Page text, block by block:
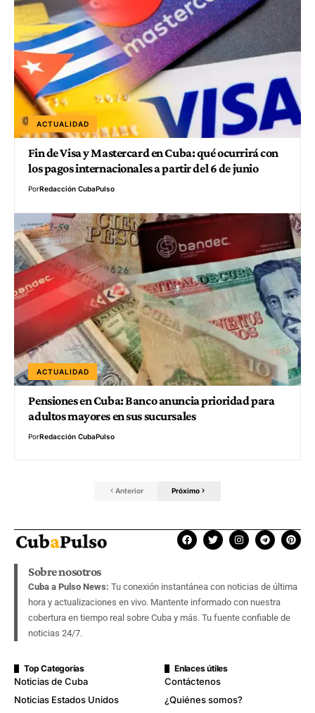
ACTUALIDAD
Fin de Visa y Mastercard en Cuba: qué ocurrirá con
los pagos internacionales a partir del 6 de junio
PorRedacción CubaPulso
ACTUALIDAD
Pensiones en Cuba: Banco anuncia prioridad para
adultos mayores en sus sucursales
PorRedacción CubaPulso
Anterior Próximo
Sobre nosotros
Cuba a Pulso News: Tu conexión instantánea con noticias de última
hora y actualizaciones en vivo. Mantente informado con nuestra
cobertura en tiempo real sobre Cuba y más. Tu fuente confiable de
noticias 24/7.
Top Categorías
Noticias de Cuba
Noticias Estados Unidos
Enlaces útiles
Contáctenos
¿Quiénes somos?